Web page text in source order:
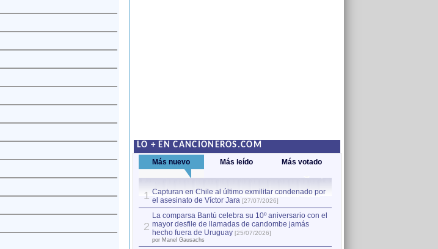
LO + EN CANCIONEROS.COM
Más nuevo Más leído Más votado
1 Capturan en Chile al último exmilitar condenado por
el asesinato de Víctor Jara [27/07/2026]
2
La comparsa Bantú celebra su 10º aniversario con el
mayor desfile de llamadas de candombe jamás
hecho fuera de Uruguay [25/07/2026]
por Manel Gausachs